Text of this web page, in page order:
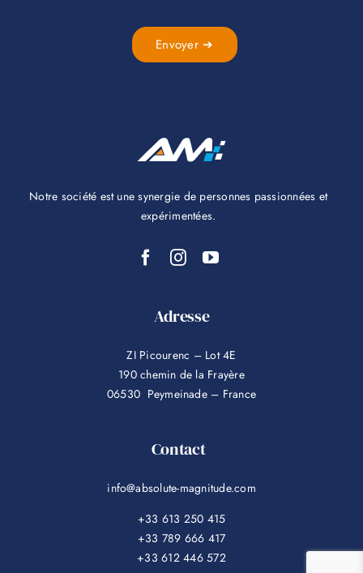
Envoyer ➔
Adresse
ZI Picourenc – Lot 4E
190 chemin de la Frayère
06530 Peymeinade – France
Contact
info@absolute-magnitude.com
+33 613 250 415
+33 789 666 417
+33 612 446 572
Notre société est une synergie de personnes passionnées et
expérimentées.